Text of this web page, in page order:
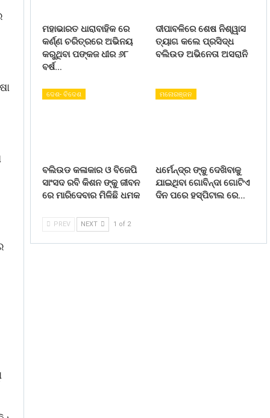
ମହାଭାରତ ଧାରାବାହିକ ରେ
କର୍ଣ୍ଣ ଚରିତ୍ରରେ ଅଭିନୟ
କରୁଥିବା ପଙ୍କଜ ଧୀର ୬୮
ବର୍ଷ…
ଦୀପାବଳିରେ ଶେଷ ନିଶ୍ୱାସ
ତ୍ୟାଗ କଲେ ପ୍ରସିଦ୍ଧ
ବଲିଉଡ ଅଭିନେତା ଅସରାନି
ଦେଶ- ବିଦେଶ
ବଲିଉଡ କଳାକାର ଓ ବିଜେପି
ସାଂସଦ ରବି କିଶନ ଙ୍କୁ ଜୀବନ
ରେ ମାରିଦେବାର ମିଳିଛି ଧମକ
ମନୋରଞ୍ଜନ
ଧର୍ମେନ୍ଦ୍ର ଙ୍କୁ ଦେଖିବାକୁ
ଯାଇଥିବା ଗୋବିନ୍ଦା ଗୋଟିଏ
ଦିନ ପରେ ହସ୍ପିଟାଲ ରେ…
PREV NEXT 1 of 2